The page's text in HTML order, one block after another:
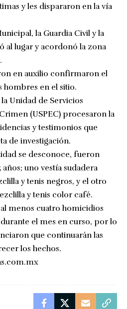
y les dispararon en la vía
la Guardia Civil y la
al lugar y acordonó la zona
en auxilio confirmaron el
en el sitio.
Unidad de Servicios
(USPEC) procesaron la
y testimonios que
de investigación.
se desconoce, fueron
uno vestía sudadera
y tenis negros, y el otro
y tenis color café.
menos cuatro homicidios
el mes en curso, por lo
que continuarán las
los hechos.